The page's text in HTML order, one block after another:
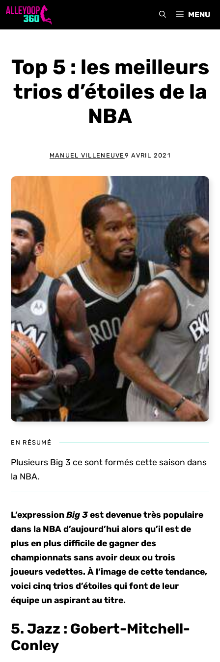
Aller
MENU
Top 5 : les meilleurs
trios d’étoiles de la
NBA
MANUEL VILLENEUVE 9 AVRIL 2021
EN RÉSUMÉ
Plusieurs Big 3 ce sont formés cette saison dans
la NBA.
L’expressionBig 3est devenue très populaire
dans la NBA d’aujourd’hui alors qu’il est de
plus en plus difficile de gagner des
championnats sans avoir deux ou trois
joueurs vedettes. À l’image de cette tendance,
voici cinq trios d’étoiles qui font de leur
équipe un aspirant au titre.
5. Jazz : Gobert-Mitchell-
Conley